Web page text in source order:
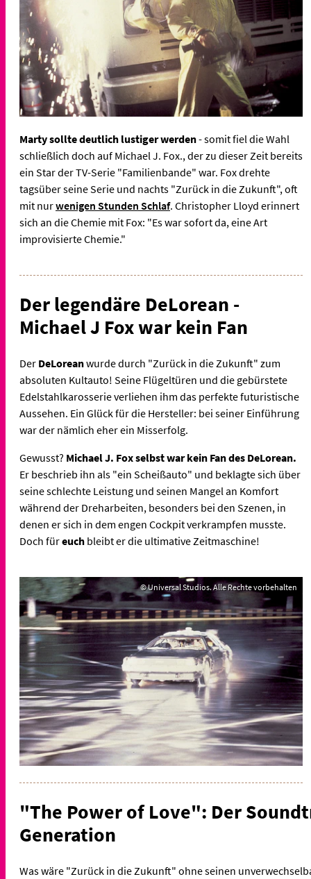
Marty sollte deutlich lustiger werden- somit fiel die Wahl
schließlich doch auf Michael J. Fox., der zu dieser Zeit bereits
ein Star der TV-Serie "Familienbande" war. Fox drehte
tagsüber seine Serie und nachts "Zurück in die Zukunft", oft
mit nurwenigen Stunden Schlaf. Christopher Lloyd erinnert
sich an die Chemie mit Fox: "Es war sofort da, eine Art
improvisierte Chemie."
Der legendäre DeLorean -
Michael J Fox war kein Fan
Der DeLoreanwurde durch "Zurück in die Zukunft" zum
absoluten Kultauto! Seine Flügeltüren und die gebürstete
Edelstahlkarosserie verliehen ihm das perfekte futuristische
Aussehen. Ein Glück für die Hersteller: bei seiner Einführung
war der nämlich eher ein Misserfolg.
Gewusst? Michael J. Fox selbst war kein Fan des DeLorean.
Er beschrieb ihn als "ein Scheißauto" und beklagte sich über
seine schlechte Leistung und seinen Mangel an Komfort
während der Dreharbeiten, besonders bei den Szenen, in
denen er sich in dem engen Cockpit verkrampfen musste.
Doch füreuch bleibt er die ultimative Zeitmaschine!
© Universal Studios. Alle Rechte vorbehalten
"The Power of Love": Der
Generation
Was wäre "Zurück in die Zukunft" ohne seinen